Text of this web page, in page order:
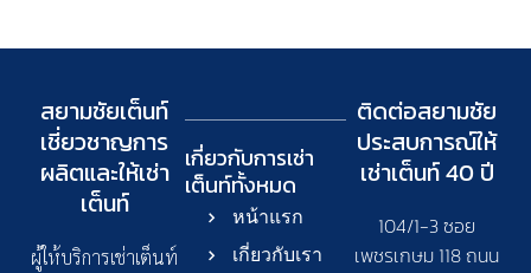
สยามชัยเต็นท์
เชี่ยวชาญการ
ผลิตและให้เช่า
เต็นท์
ผู้ให้บริการเช่าเต็นท์
เกี่ยวกับการเช่า
เต็นท์ทั้งหมด
หน้าแรก
เกี่ยวกับเรา
ติดต่อสยามชัย
ประสบการณ์ให้
เช่าเต็นท์ 40 ปี
104/1-3 ซอย
เพชรเกษม 118 ถนน